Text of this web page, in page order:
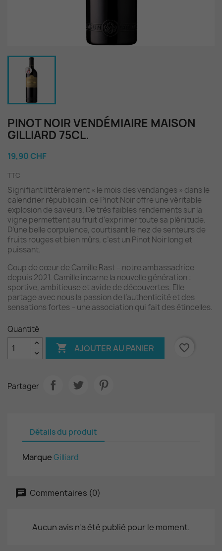
PINOT NOIR VENDÉMIAIRE MAISON
GILLIARD 75CL.
19,90 CHF
TTC
Signifiant littéralement « le mois des vendanges » dans le
calendrier républicain, ce Pinot Noir offre une véritable
explosion de saveurs. De très faibles rendements sur la
vigne permettent au fruit d’exprimer toute sa plénitude.
D’une belle corpulence, courtisant le nez de senteurs de
fruits rouges et bien mûrs, c’est un Pinot Noir long et
puissant.
Coup de cœur de Camille Rast – notre ambassadrice
depuis 2021. Camille incarne la nouvelle génération :
sportive, ambitieuse et avide de découvertes. Elle
partage avec nous la passion de l’authenticité et des
sensations fortes – une association qui fait des étincelles.
Quantité
 AJOUTER AU PANIER favorite_border
Partager
Détails du produit
MarqueGilliard
Commentaires (0)
Aucun avis n'a été publié pour le moment.